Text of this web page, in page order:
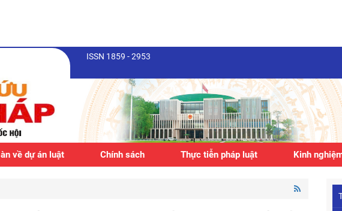
ISSN 1859 - 2953
về dự án luật Chính sách Thực tiễn pháp luật Kinh